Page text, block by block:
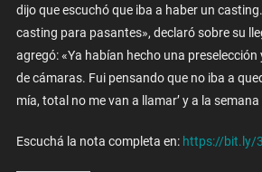
dijo que escuchó que iba a haber un
casting para pasantes», declaró sobre su
agregó: «Ya habían hecho una preselección
de cámaras. Fui pensando que no iba a
mía, total no me van a llamar’ y a la
Escuchá la nota completa en: https://bit.ly/